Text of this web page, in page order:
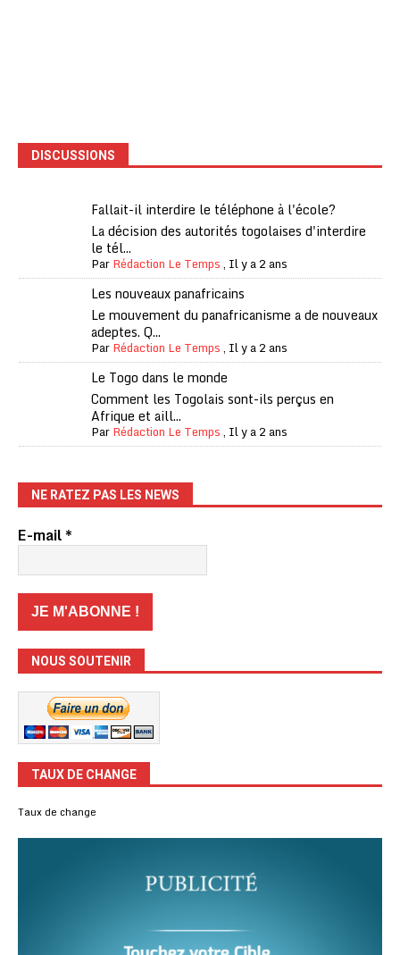
DISCUSSIONS
Fallait-il interdire le téléphone à l'école?
La décision des autorités togolaises d'interdire
le tél...
ParRédaction Le Temps, Il y a 2 ans
Les nouveaux panafricains
Le mouvement du panafricanisme a de nouveaux
adeptes. Q...
ParRédaction Le Temps, Il y a 2 ans
Le Togo dans le monde
Comment les Togolais sont-ils perçus en
Afrique et aill...
ParRédaction Le Temps, Il y a 2 ans
NE RATEZ PAS LES NEWS
E-mail*
NOUS SOUTENIR
TAUX DE CHANGE
Taux de change